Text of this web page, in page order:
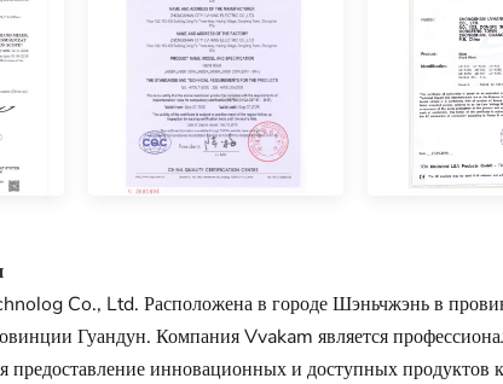
Co., Ltd. Расположена в городе Шэньчжэнь в
Гуандун. Компания Vvakam является
предоставление инновационных и доступных